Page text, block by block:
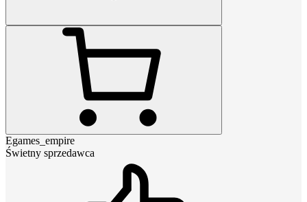
Egames_empire
Świetny sprzedawca